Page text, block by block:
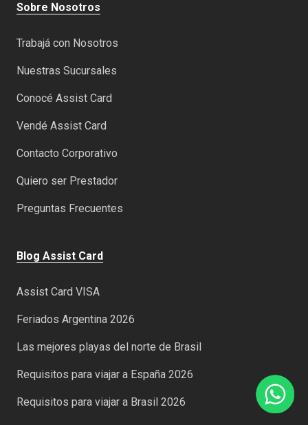
Sobre Nosotros
Trabajá con Nosotros
Nuestras Sucursales
Conocé Assist Card
Vendé Assist Card
Contacto Corporativo
Quiero ser Prestador
Preguntas Frecuentes
Blog Assist Card
Assist Card VISA
Feriados Argentina 2026
Las mejores playas del norte de Brasil
Requisitos para viajar a España 2026
Requisitos para viajar a Brasil 2026